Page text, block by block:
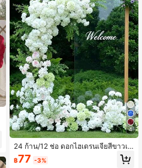
4
24 ก้าน/12 ช่อ ดอกไฮเดรนเจียสีขาวเที
ยม ดอกไม้ผ้าไหมเทียม ตกแต่งบ้าน/งา
นแต่งงาน ตกแต่งโต๊ะกลาง สวน ปาร์ตี้
฿77 -3%